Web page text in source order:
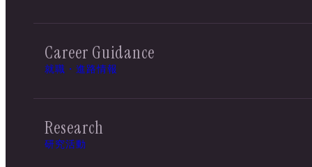
Career Guidance
就職・進路情報
Research
研究活動